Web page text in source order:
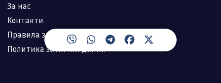
За нас
Контакти
Правила за ползване
Политика за лични данни